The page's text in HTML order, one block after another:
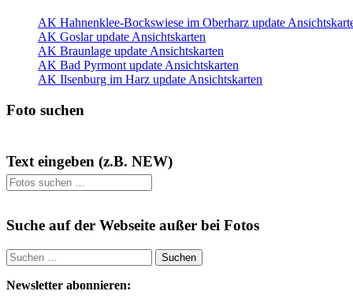
AK Hahnenklee-Bockswiese im Oberharz update
AK Goslar update Ansichtskarten
AK Braunlage update Ansichtskarten
AK Bad Pyrmont update Ansichtskarten
AK Ilsenburg im Harz update Ansichtskarten
Foto suchen
Text eingeben (z.B. NEW)
Suche auf der Webseite außer bei Fotos
Suchen
nach:
Newsletter abonnieren: